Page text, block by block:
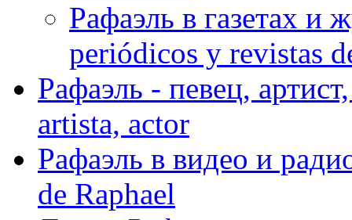
Рафаэль в газетах и
periódicos y revistas
Рафаэль - певец,
artista, actor
Рафаэль в видео и
de Raphael